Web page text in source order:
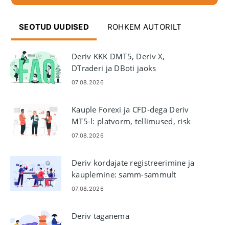
SEOTUD UUDISED ROHKEM AUTORILT
Deriv KKK DMT5, Deriv X,
DTraderi ja DBoti jaoks
07.08.2026
Kauple Forexi ja CFD-dega Deriv
MT5-l: platvorm, tellimused, risk
07.08.2026
Deriv kordajate registreerimine ja
kauplemine: samm-sammult
07.08.2026
Deriv taganema